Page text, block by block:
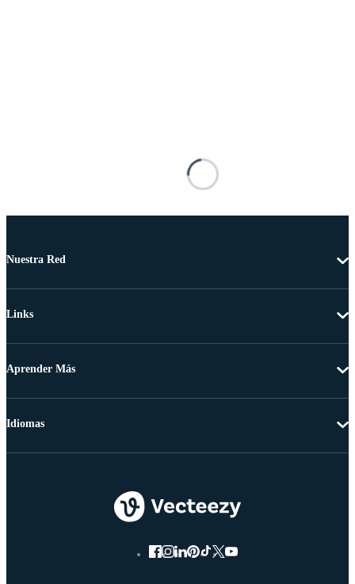
Nuestra Red
Links
Aprender Más
Idiomas